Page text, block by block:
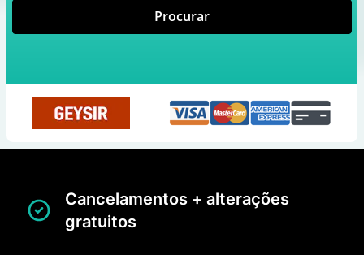
Procurar
Cancelamentos + alterações
gratuitos